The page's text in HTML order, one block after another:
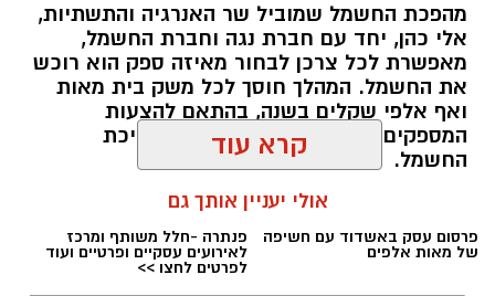
מהפכת החשמל שמוביל שר האנרגיה והתשתיות,
אלי כהן, יחד עם חברת נגה וחברת החשמל,
מאפשרת לכל צרכן לבחור מאיזה ספק הוא רוכש
את החשמל. המהלך חוסך לכל משק בית מאות
ואף אלפי שקלים בשנה, בהתאם להצעות
המספקים, לאופי השימוש ולשעות צריכת
החשמל.
קרא עוד
אולי יעניין אותך גם